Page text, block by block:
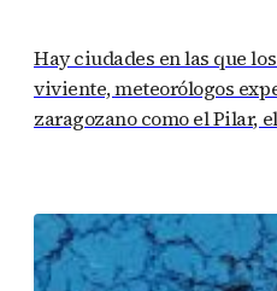
Hay ciudades en las que
viviente, meteorólogos
zaragozano como el Pilar,